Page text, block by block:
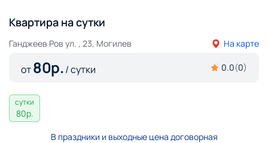
Квартира на сутки
Ганджеев Ров ул. , 23, Могилев На карте
от80р./ сутки 0.0(0)
сутки
80р.
В праздники и выходные цена договорная